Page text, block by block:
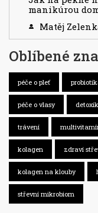
manikúrou
Matěj
Oblíbené
péče o pleť
péče o vlasy
trávení
kolagen zdraví
kolagen na klouby
střevní mikrobiom